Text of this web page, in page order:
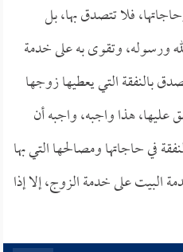
فلا تتصدق بها، بل
ورسوله، وتقوى به على خدمة
بالنفقة التي يعطيها زوجها
عليها، هذا واجبه، واجبه أن
في حاجاتها ومصالحها التي بها
على خدمة الزوج، إلا إذا